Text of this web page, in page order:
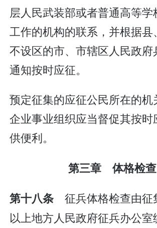
层人民武装部或者普通高等
工作的机构的联系，并根据县
不设区的市、市辖区人民政府
通知按时应征。
预定征集的应征公民所在的机
企业事业组织应当督促其按时
供便利。
第三章 体格检查
第十八条 征兵体格检查由征
以上地方人民政府征兵办公室